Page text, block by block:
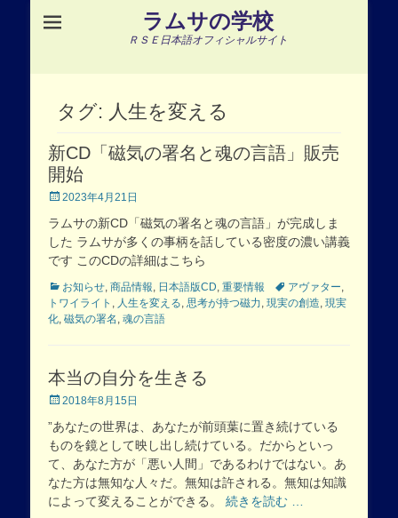
ラムサの学校
ＲＳＥ日本語オフィシャルサイト
タグ: 人生を変える
新CD「磁気の署名と魂の言語」販売
開始
Posted
2023年4月21日
ラムサの新CD「磁気の署名と魂の言語」が完成しま
した ラムサが多くの事柄を話している密度の濃い講義
です このCDの詳細はこちら
Categories
お知らせ, 商品情報, 日本語版CD, 重要情報 Tagsアヴァター,
トワイライト , 人生を変える, 思考が持つ磁力, 現実の創造, 現実
化, 磁気の署名 , 魂の言語
本当の自分を生きる
Posted
2018年8月15日
”あなたの世界は、あなたが前頭葉に置き続けている
ものを鏡として映し出し続けている。だからといっ
て、あなた方が「悪い人間」であるわけではない。あ
なた方は無知な人々だ。無知は許される。無知は知識
によって変えることができる。 続きを読む …